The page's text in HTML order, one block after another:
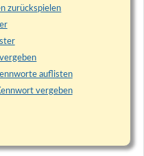
zurückspielen
auflisten
vergeben